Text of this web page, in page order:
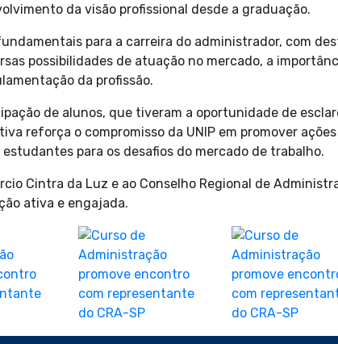
da visão profissional desde a graduação.
para a carreira do administrador, com
possibilidades de atuação no mercado, a
da profissão.
de alunos, que tiveram a oportunidade de
reforça o compromisso da UNIP em promover
para os desafios do mercado de trabalho.
Cintra da Luz e ao Conselho Regional de
ativa e engajada.